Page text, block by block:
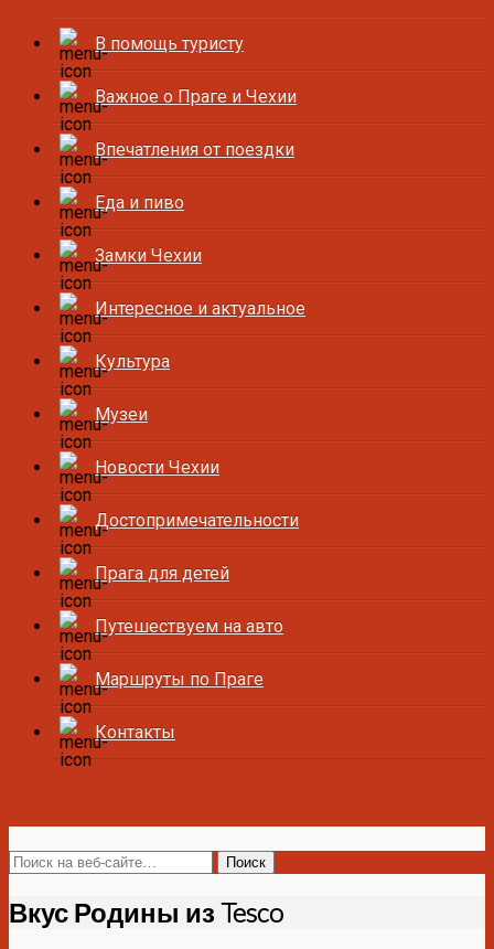
В помощь туристу
Важное о Праге и Чехии
Впечатления от поездки
Еда и пиво
Замки Чехии
Интересное и актуальное
Культура
Музеи
Новости Чехии
Достопримечательности
Прага для детей
Путешествуем на авто
Маршруты по Праге
Контакты
Вкус Родины из Tesco